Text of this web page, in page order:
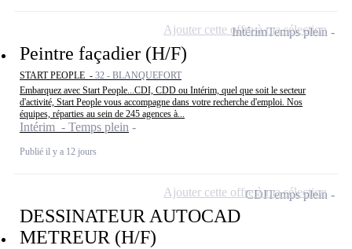
Peintre façadier (H/F)
START PEOPLE - 32 - BLANQUEFORT
Embarquez avec Start People...CDI, CDD ou Intérim, quel que soit le secteur
d'activité, Start People vous accompagne dans votre recherche d'emploi. Nos
équipes, réparties au sein de 245 agences à...
Intérim - Temps plein
Publié il y a 12 jours
IntérimTemps plein
Ajouter cette offre à ma sélection
DESSINATEUR AUTOCAD
METREUR (H/F)
CDITemps plein
Ajouter cette offre à ma sélection